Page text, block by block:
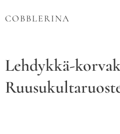
COBBLERINA
Lehdykkä-